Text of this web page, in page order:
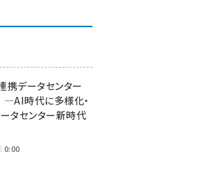
携データセンター
時代に多様化・
タセンター新時代
0:00